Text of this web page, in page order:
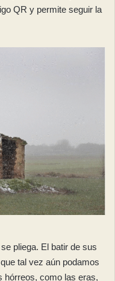
QR y permite seguir la
pliega. El batir de sus
tal vez aún podamos
como las eras,